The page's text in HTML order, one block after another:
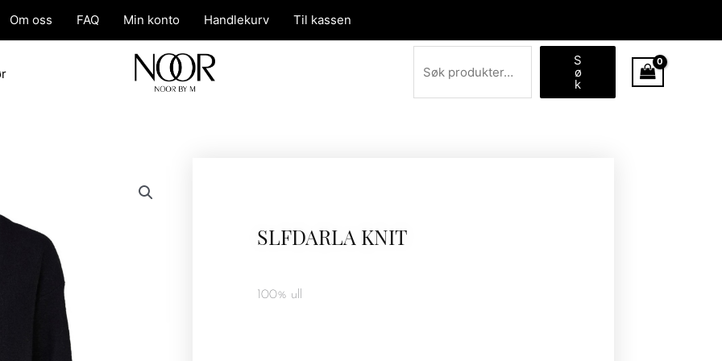
Om oss FAQ Min konto Handlekurv Til kassen
Søk
S
ø
k
SLFDARLA KNIT
100% ull